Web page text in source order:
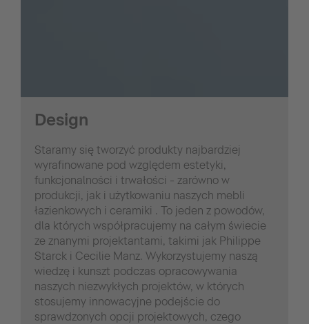
Design
Staramy się tworzyć produkty najbardziej
wyrafinowane pod względem estetyki,
funkcjonalności i trwałości - zarówno w
produkcji, jak i użytkowaniu naszych mebli
łazienkowych i ceramiki . To jeden z powodów,
dla których współpracujemy na całym świecie
ze znanymi projektantami, takimi jak Philippe
Starck i Cecilie Manz. Wykorzystujemy naszą
wiedzę i kunszt podczas opracowywania
naszych niezwykłych projektów, w których
stosujemy innowacyjne podejście do
sprawdzonych opcji projektowych, czego